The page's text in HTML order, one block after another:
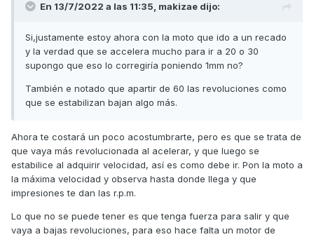
En 13/7/2022 a las 11:35, makizae dijo:
Si,justamente estoy ahora con la moto que ido a un recado
y la verdad que se accelera mucho para ir a 20 o 30
supongo que eso lo corregiría poniendo 1mm no?
También e notado que apartir de 60 las revoluciones como
que se estabilizan bajan algo más.
Ahora te costará un poco acostumbrarte, pero es que se trata de
que vaya más revolucionada al acelerar, y que luego se
estabilice al adquirir velocidad, así es como debe ir. Pon la moto a
la máxima velocidad y observa hasta donde llega y que
impresiones te dan las r.p.m.
Lo que no se puede tener es que tenga fuerza para salir y que
vaya a bajas revoluciones, para eso hace falta un motor de